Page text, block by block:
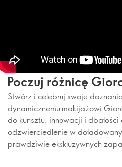
Poczuj różnicę
Stwórz i celebruj swoje
dynamicznemu makijażowi
do kunsztu, innowacji i dbałości
odzwierciedlenie w
prawdziwie ekskluzywnych